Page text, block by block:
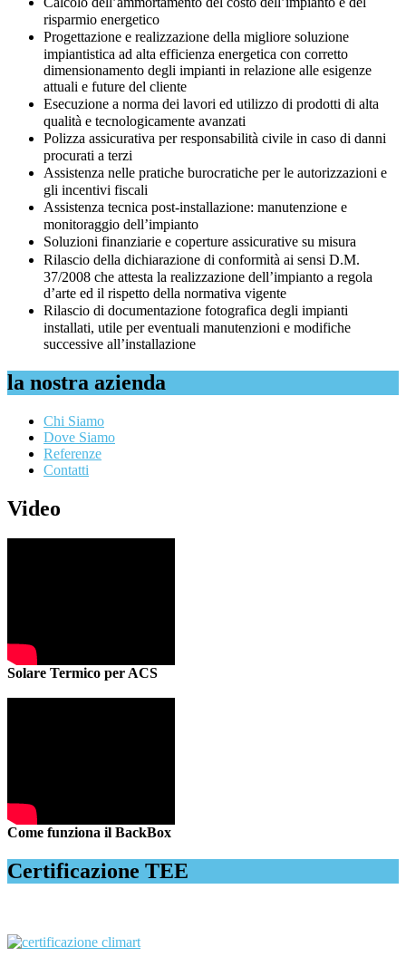
risparmio energetico
Progettazione e realizzazione della migliore soluzione
impiantistica ad alta efficienza energetica con corretto
dimensionamento degli impianti in relazione alle esigenze
attuali e future del cliente
Esecuzione a norma dei lavori ed utilizzo di prodotti di alta
qualità e tecnologicamente avanzati
Polizza assicurativa per responsabilità civile in caso di danni
procurati a terzi
Assistenza nelle pratiche burocratiche per le autorizzazioni e
gli incentivi fiscali
Assistenza tecnica post-installazione: manutenzione e
monitoraggio dell’impianto
Soluzioni finanziarie e coperture assicurative su misura
Rilascio della dichiarazione di conformità ai sensi D.M.
37/2008 che attesta la realizzazione dell’impianto a regola
d’arte ed il rispetto della normativa vigente
Rilascio di documentazione fotografica degli impianti
installati, utile per eventuali manutenzioni e modifiche
successive all’installazione
la nostra azienda
Chi Siamo
Dove Siamo
Referenze
Contatti
Video
Solare Termico per ACS
Come funziona il BackBox
Certificazione TEE